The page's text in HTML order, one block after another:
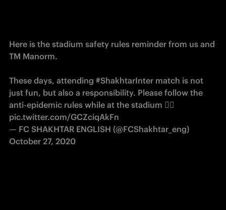
Here is the stadium safety rules reminder from us and
TM Manorm.
These days, attending #ShakhtarInter match is not
just fun, but also a responsibility. Please follow the
anti-epidemic rules while at the stadium 👇🏻
pic.twitter.com/GCZciqAkFn
— FC SHAKHTAR ENGLISH (@FCShakhtar_eng)
October 27, 2020